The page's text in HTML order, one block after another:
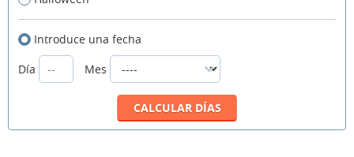
Introduce una fecha
Día
Mes